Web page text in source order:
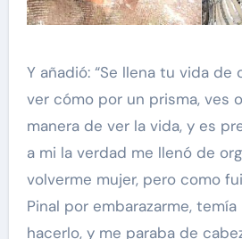
Y añadió: “Se llena tu vida
ver cómo por un prisma, ves
manera de ver la vida, y es
a mi la verdad me llenó de
volverme mujer, pero como
Pinal por embarazarme,
hacerlo, y me paraba de